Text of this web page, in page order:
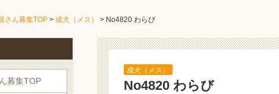
さん募集TOP > 成犬（メス） > No4820 わらび
成犬（メス）
No4820 わらび
募集TOP